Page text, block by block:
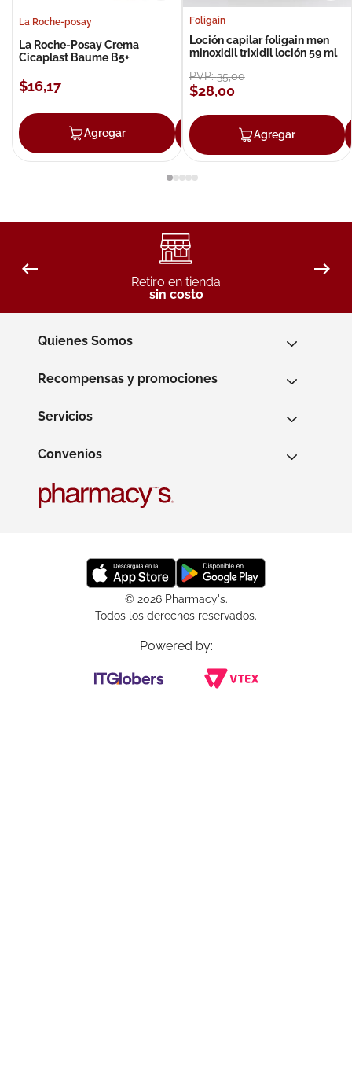
La Roche-posay
La Roche-Posay Crema
Cicaplast Baume B5+
$16,17
Agregar Agregar
Foligain
Loción capilar foligain men
minoxidil trixidil loción 59 ml
PVP:35,00
$28,00
Agregar
Retiro en tienda
sin costo
Quienes Somos
Recompensas y promociones
Servicios
Convenios
© 2026 Pharmacy's.
Todos los derechos reservados.
Powered by: